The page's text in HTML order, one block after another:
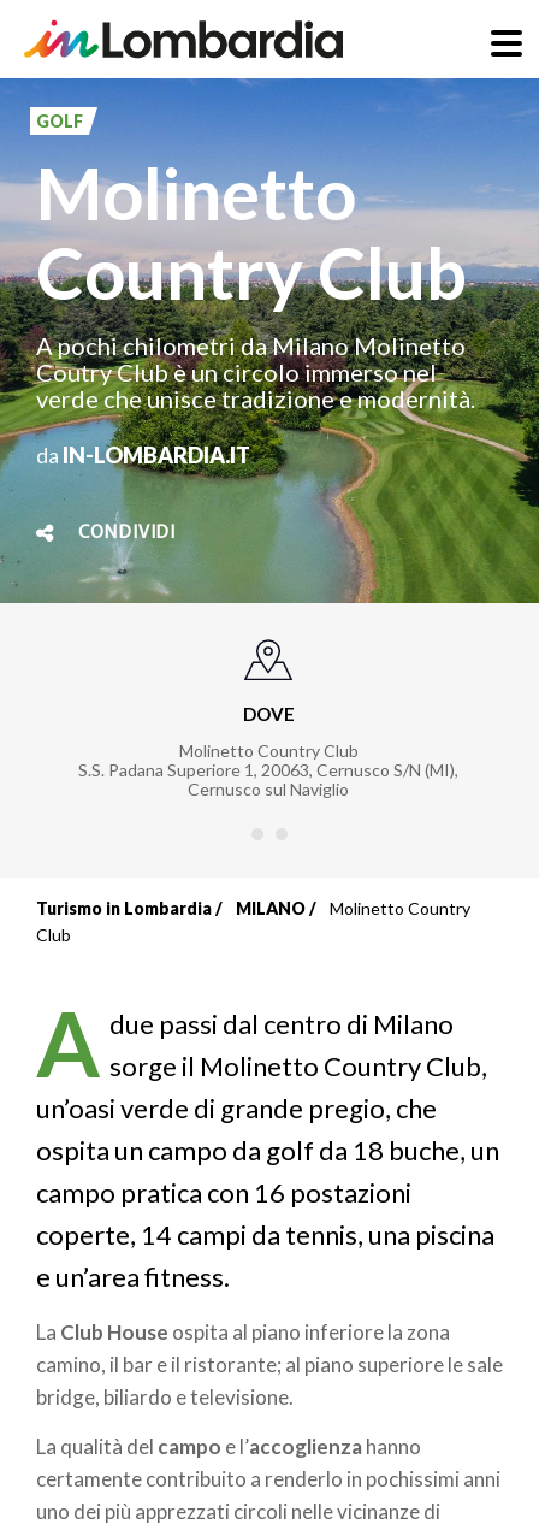
principale
GOLF
Molinetto
Country Club
A pochi chilometri da Milano Molinetto
Coutry Club è un circolo immerso nel
verde che unisce tradizione e modernità.
da IN-LOMBARDIA.IT
CONDIVIDI
DOVE
Molinetto Country Club
S.S. Padana Superiore 1, 20063, Cernusco S/N (MI),
Cernusco sul Naviglio
Briciole
pane
Turismo in Lombardia MILANO
Molinetto Country
Club
A due passi dal centro di Milano
sorge il Molinetto Country Club,
un’oasi verde di grande pregio, che
ospita un campo da golf da 18 buche, un
campo pratica con 16 postazioni
coperte, 14 campi da tennis, una piscina
e un’area fitness.
La Club House ospita al piano inferiore la zona
camino, il bar e il ristorante; al piano superiore le sale
bridge, biliardo e televisione.
La qualità del campo e l’accoglienzahanno
certamente contribuito a renderlo in pochissimi anni
uno dei più apprezzati circoli nelle vicinanze di